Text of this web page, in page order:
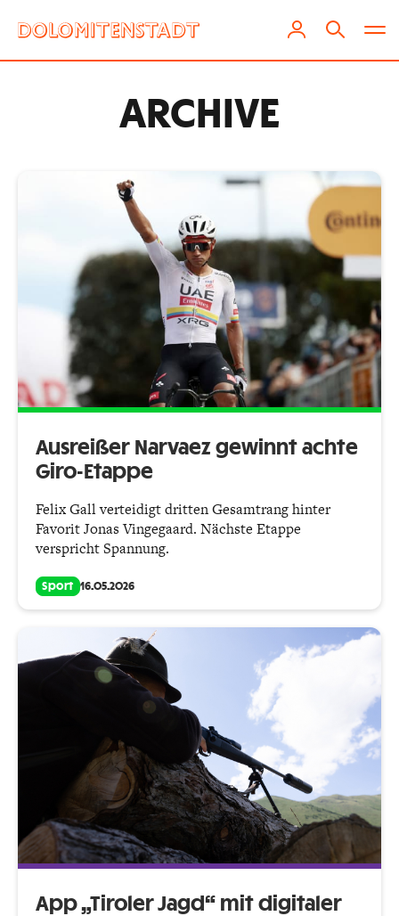
ARCHIVE
Ausreißer Narvaez gewinnt achte
Giro-Etappe
Felix Gall verteidigt dritten Gesamtrang hinter
Favorit Jonas Vingegaard. Nächste Etappe
verspricht Spannung.
Sport 16.05.2026
App „Tiroler Jagd“ mit digitaler